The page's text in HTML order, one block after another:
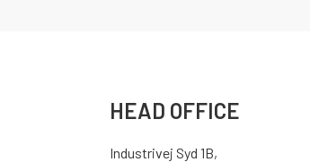
HEAD OFFICE
Industrivej Syd 1B,